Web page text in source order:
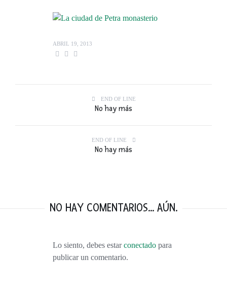
ABRIL 19, 2013
END OF LINE
No hay más
END OF LINE
No hay más
NO HAY COMENTARIOS... AÚN.
Lo siento, debes estarconectado para
publicar un comentario.